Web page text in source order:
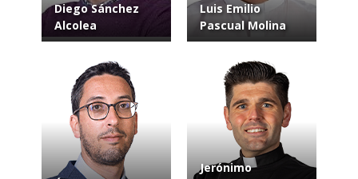
Diego Sánchez
Alcolea
Luis Emilio
Pascual Molina
Jerónimo